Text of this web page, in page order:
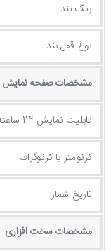
رنگ بند
نوع قفل بند
مشخصات صفحه نمايش
قابلیت نمایش 24 ساعته
کرنومتر یا کرنوگراف
تاریخ شمار
مشخصات سخت افزاری